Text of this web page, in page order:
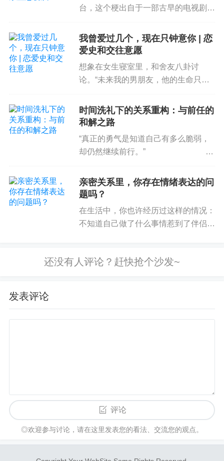
沟通中指责、抱怨，那么就会传达给身体和潜意识
人。”然后我们之间的关系就会无意识地变得剑拔弩
张了。
在家庭中发生危机时，无论是财务、身体健康、重
大丧失发生时，我们都要能够共同面对。
我们生命中最感激的事情就是在危难之时，那些出
20年前在我的事业遇到困难时，我太太对我说：“没
有关系，我们可以卖掉房子，最重要的是你可以做
自己喜欢的事业。”
危难时刻，当我们所说的和我们所呈现的一致时，
固，我们的家庭，也会更加安全、稳定。对孩子来
当孩子的到来，伴侣的注意力放在照顾孩子身上，
再加上身心的疲惫，慢慢就会失去了性趣。
台，这个梗出自于一部古早的电视剧
赫人家，但是却爱上了贫穷的薛平贵。
她为了薛平贵放弃了优渥的生活，不惜
我曾爱过几个，现在只钟意你 | 恋
爱史和交往意愿
想象在女生寝室里，和舍友八卦讨
论。“未来我的男朋友，他的生命只能
我希望他有点故事，能读懂女人心（轻
柔）。”B提出异议。“但他只对我动过
时间洗礼下的关系重构：与前任的
和解之路
“真正的勇气是知道自己有多么脆弱，
却仍然继续前行。”
人与人之间的关系...
亲密关系里，你存在情绪表达的问
题吗？
在生活中，你也许经历过这样的情况：
不知道自己做了什么事情惹到了伴侣，
什么“。假如你继续指出ta的情绪“我觉
发表评论
评论
◎欢迎参与讨论，请在这里发表您的看法、交流您的观点。